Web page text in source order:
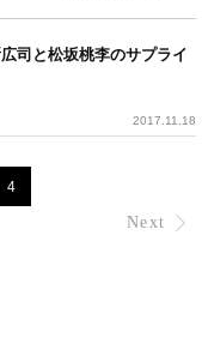
司と松坂桃李のサプライ
2017.11.18
4
Next